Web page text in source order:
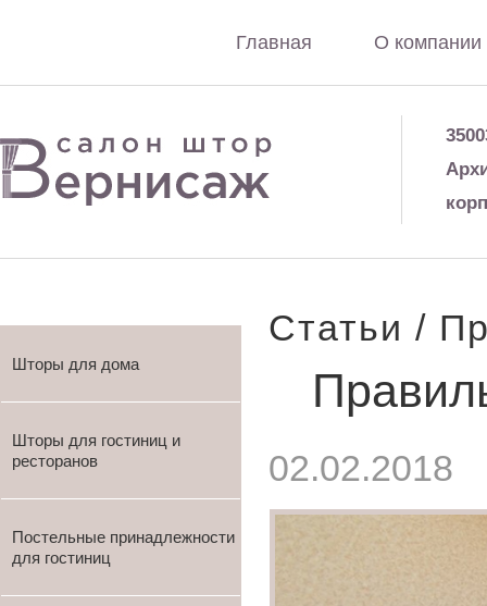
Главная О компании
Шторы для дома
Шторы для гостиниц и
ресторанов
Постельные принадлежности
для гостиниц
Статьи /
02.02.2018